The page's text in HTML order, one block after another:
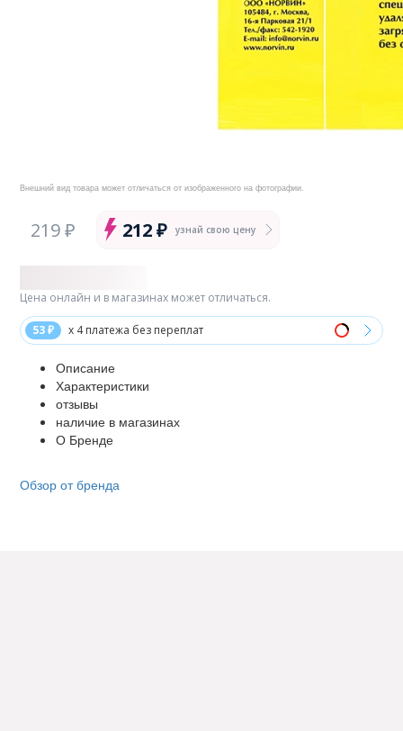
Внешний вид товара может отличаться от изображенного на фотографии.
219 ₽ 212 ₽ узнай свою цену
53 ₽ x 4 платежа без переплат
Цена онлайн и в магазинах может отличаться.
Описание
Характеристики
отзывы
наличие в магазинах
О Бренде
Обзор от бренда